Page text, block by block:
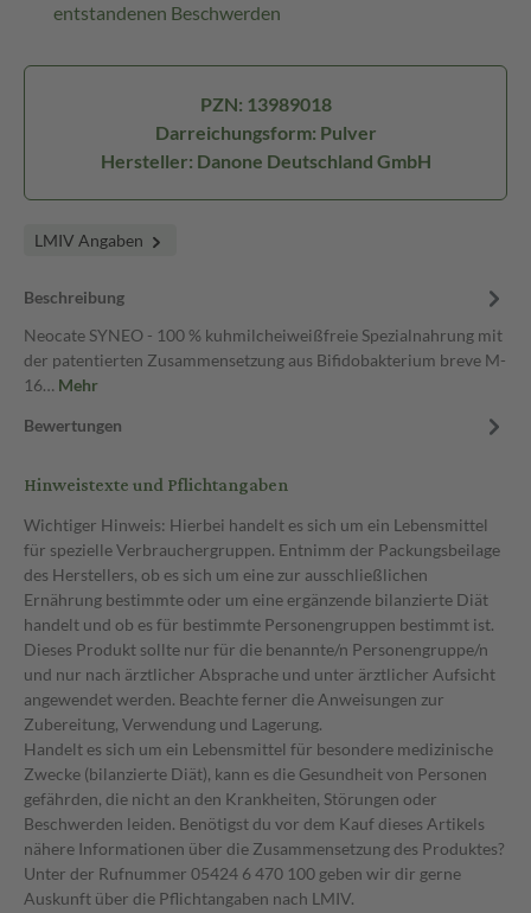
entstandenen Beschwerden
PZN: 13989018
Darreichungsform: Pulver
Hersteller: Danone Deutschland GmbH
LMIV Angaben
Beschreibung
Neocate SYNEO - 100 % kuhmilcheiweißfreie Spezialnahrung mit
der patentierten Zusammensetzung aus Bifidobakterium breve M-
16… Mehr
Bewertungen
Hinweistexte und Pflichtangaben
Wichtiger Hinweis: Hierbei handelt es sich um ein Lebensmittel
für spezielle Verbrauchergruppen. Entnimm der Packungsbeilage
des Herstellers, ob es sich um eine zur ausschließlichen
Ernährung bestimmte oder um eine ergänzende bilanzierte Diät
handelt und ob es für bestimmte Personengruppen bestimmt ist.
Dieses Produkt sollte nur für die benannte/n Personengruppe/n
und nur nach ärztlicher Absprache und unter ärztlicher Aufsicht
angewendet werden. Beachte ferner die Anweisungen zur
Zubereitung, Verwendung und Lagerung.
Handelt es sich um ein Lebensmittel für besondere medizinische
Zwecke (bilanzierte Diät), kann es die Gesundheit von Personen
gefährden, die nicht an den Krankheiten, Störungen oder
Beschwerden leiden. Benötigst du vor dem Kauf dieses Artikels
nähere Informationen über die Zusammensetzung des Produktes?
Unter der Rufnummer 05424 6 470 100 geben wir dir gerne
Auskunft über die Pflichtangaben nach LMIV.